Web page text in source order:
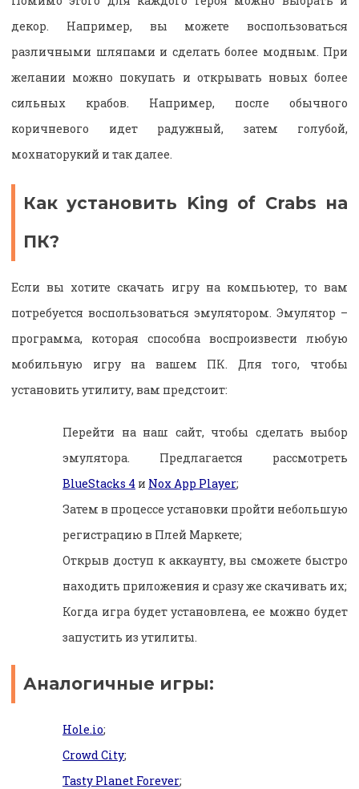
декор. Например, вы можете воспользоваться
различными шляпами и сделать более модным. При
желании можно покупать и открывать новых более
сильных крабов. Например, после обычного
коричневого идет радужный, затем голубой,
мохнаторукий и так далее.
Как установить King of Crabs на
ПК?
Если вы хотите скачать игру на компьютер, то вам
потребуется воспользоваться эмулятором. Эмулятор –
программа, которая способна воспроизвести любую
мобильную игру на вашем ПК. Для того, чтобы
установить утилиту, вам предстоит:
Перейти на наш сайт, чтобы сделать выбор
эмулятора. Предлагается рассмотреть
BlueStacks 4 и Nox App Player;
Затем в процессе установки пройти небольшую
регистрацию в Плей Маркете;
Открыв доступ к аккаунту, вы сможете быстро
находить приложения и сразу же скачивать их;
Когда игра будет установлена, ее можно будет
запустить из утилиты.
Аналогичные игры:
Hole.io;
Crowd City;
Tasty Planet Forever;